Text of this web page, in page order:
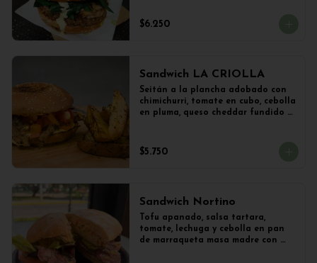
salteados con cebolla
caramelizada y lechuga con
$6.250
Sandwich LA CRIOLLA
Seitán a la plancha adobado con
chimichurri, tomate en cubo, cebolla
en pluma, queso cheddar fundido y
$5.750
Sandwich Nortino
Tofu apanado, salsa tartara,
tomate, lechuga y cebolla en pan
de marraqueta masa madre con